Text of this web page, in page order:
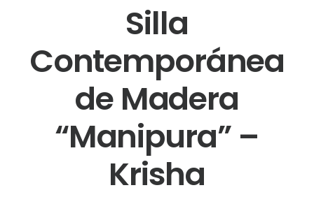
Silla
Contemporánea
de Madera
“Manipura” –
Krisha